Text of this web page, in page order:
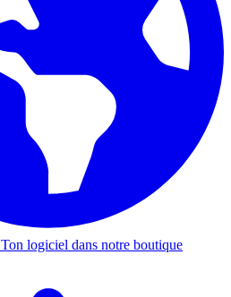
Ton logiciel dans notre boutique